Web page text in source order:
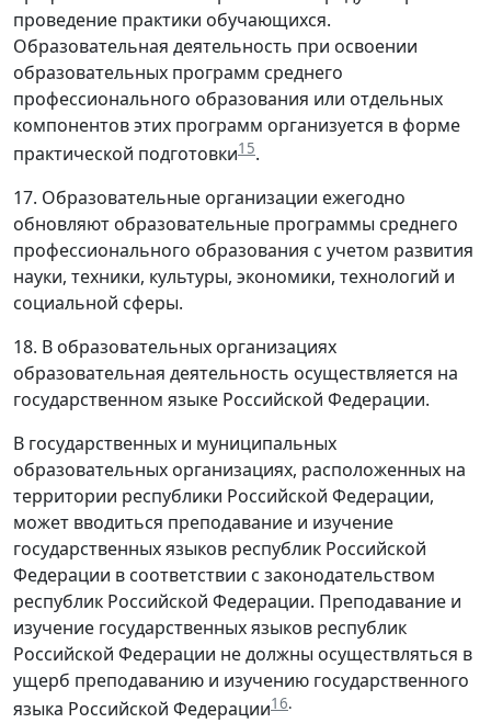
проведение практики обучающихся.
Образовательная деятельность при освоении
образовательных программ среднего
профессионального образования или отдельных
компонентов этих программ организуется в форме
практической подготовки15.
17. Образовательные организации ежегодно
обновляют образовательные программы среднего
профессионального образования с учетом развития
науки, техники, культуры, экономики, технологий и
социальной сферы.
18. В образовательных организациях
образовательная деятельность осуществляется на
государственном языке Российской Федерации.
В государственных и муниципальных
образовательных организациях, расположенных на
территории республики Российской Федерации,
может вводиться преподавание и изучение
государственных языков республик Российской
Федерации в соответствии с законодательством
республик Российской Федерации. Преподавание и
изучение государственных языков республик
Российской Федерации не должны осуществляться в
ущерб преподаванию и изучению государственного
языка Российской Федерации16.